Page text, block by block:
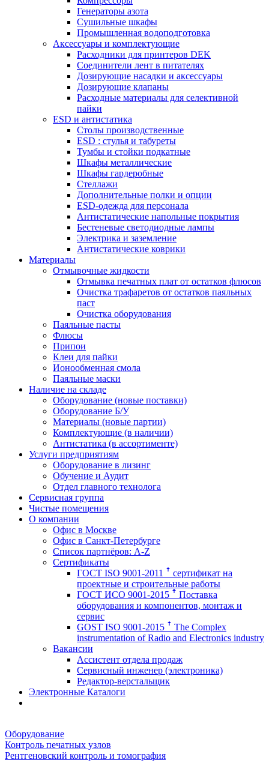
Генераторы азота
Сушильные шкафы
Промышленная водоподготовка
Аксессуары и комплектующие
Расходники для принтеров DEK
Соединители лент в питателях
Дозирующие насадки и аксессуары
Дозирующие клапаны
Расходные материалы для селективной
пайки
ESD и антистатика
Столы производственные
ESD : cтулья и табуреты
Тумбы и стойки подкатные
Шкафы металлические
Шкафы гардеробные
Стеллажи
Дополнительные полки и опции
ESD-одежда для персонала
Антистатические напольные покрытия
Бестеневые светодиодные лампы
Электрика и заземление
Антистатические коврики
Материалы
Отмывочные жидкости
Отмывка печатных плат от остатков флюсов
Очистка трафаретов от остатков паяльных
паст
Очистка оборудования
Паяльные пасты
Флюсы
Припои
Клеи для пайки
Ионообменная смола
Паяльные маски
Наличие на складе
Оборудование (новые поставки)
Оборудование Б/У
Материалы (новые партии)
Комплектующие (в наличии)
Антистатика (в ассортименте)
Услуги предприятиям
Оборудование в лизинг
Обучение и Аудит
Отдел главного технолога
Сервисная группа
Чистые помещения
О компании
Офис в Москве
Офис в Санкт-Петербурге
Список партнёров: A-Z
Сертификаты
ГОСТ ISO 9001-2011 ꜛ сертификат на
проектные и строительные работы
ГОСТ ИСО 9001-2015 ꜛ Поставка
оборудования и компонентов, монтаж и
сервис
GOST ISO 9001-2015 ꜛ The Complex
instrumentation of Radio and Electronics industry
Вакансии
Ассистент отдела продаж
Сервисный инженер (электроника)
Редактор-верстальщик
Электронные Каталоги
Оборудование
Контроль печатных узлов
Рентгеновский контроль и томография